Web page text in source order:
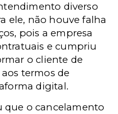
diverso
ele, não houve falha
pois a empresa
e cumpriu
o cliente de
termos de
digital.
que o cancelamento